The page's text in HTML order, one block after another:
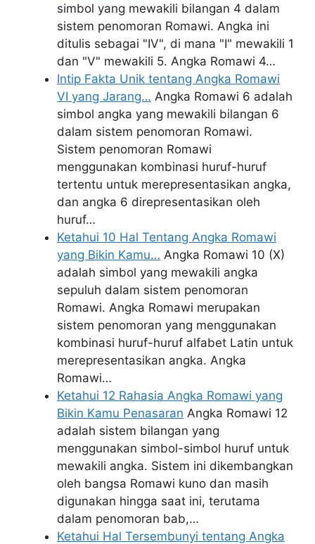
simbol yang mewakili bilangan 4 dalam
sistem penomoran Romawi. Angka ini
ditulis sebagai "IV", di mana "I" mewakili 1
dan "V" mewakili 5. Angka Romawi 4…
Intip Fakta Unik tentang Angka Romawi
VI yang Jarang… Angka Romawi 6 adalah
simbol angka yang mewakili bilangan 6
dalam sistem penomoran Romawi.
Sistem penomoran Romawi
menggunakan kombinasi huruf-huruf
tertentu untuk merepresentasikan angka,
dan angka 6 direpresentasikan oleh
huruf…
Ketahui 10 Hal Tentang Angka Romawi
yang Bikin Kamu… Angka Romawi 10 (X)
adalah simbol yang mewakili angka
sepuluh dalam sistem penomoran
Romawi. Angka Romawi merupakan
sistem penomoran yang menggunakan
kombinasi huruf-huruf alfabet Latin untuk
merepresentasikan angka. Angka
Romawi…
Ketahui 12 Rahasia Angka Romawi yang
Bikin Kamu Penasaran Angka Romawi 12
adalah sistem bilangan yang
menggunakan simbol-simbol huruf untuk
mewakili angka. Sistem ini dikembangkan
oleh bangsa Romawi kuno dan masih
digunakan hingga saat ini, terutama
dalam penomoran bab,…
Ketahui Hal Tersembunyi tentang Angka